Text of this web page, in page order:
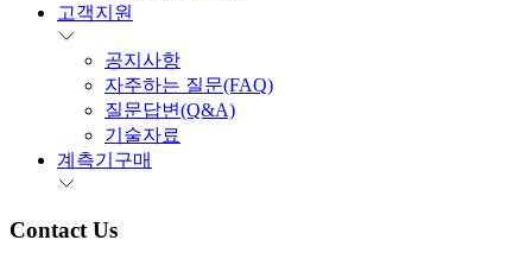
고객지원
공지사항
자주하는 질문(FAQ)
질문답변(Q&A)
기술자료
계측기구매
Contact Us